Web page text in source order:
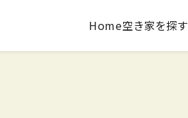
Home空き家を探す